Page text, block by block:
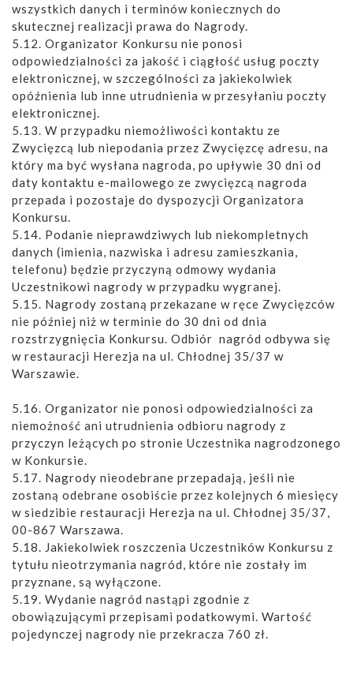
wszystkich danych i terminów koniecznych do
skutecznej realizacji prawa do Nagrody.
5.12. Organizator Konkursu nie ponosi
odpowiedzialności za jakość i ciągłość usług poczty
elektronicznej, w szczególności za jakiekolwiek
opóźnienia lub inne utrudnienia w przesyłaniu poczty
elektronicznej.
5.13. W przypadku niemożliwości kontaktu ze
Zwycięzcą lub niepodania przez Zwycięzcę adresu, na
który ma być wysłana nagroda, po upływie 30 dni od
daty kontaktu e-mailowego ze zwycięzcą nagroda
przepada i pozostaje do dyspozycji Organizatora
Konkursu.
5.14. Podanie nieprawdziwych lub niekompletnych
danych (imienia, nazwiska i adresu zamieszkania,
telefonu) będzie przyczyną odmowy wydania
Uczestnikowi nagrody w przypadku wygranej.
5.15. Nagrody zostaną przekazane w ręce Zwycięzców
nie później niż w terminie do 30 dni od dnia
rozstrzygnięcia Konkursu. Odbiór nagród odbywa się
w restauracji Herezja na ul. Chłodnej 35/37 w
Warszawie.
5.16. Organizator nie ponosi odpowiedzialności za
niemożność ani utrudnienia odbioru nagrody z
przyczyn leżących po stronie Uczestnika nagrodzonego
w Konkursie.
5.17. Nagrody nieodebrane przepadają, jeśli nie
zostaną odebrane osobiście przez kolejnych 6 miesięcy
w siedzibie restauracji Herezja na ul. Chłodnej 35/37,
00-867 Warszawa.
5.18. Jakiekolwiek roszczenia Uczestników Konkursu z
tytułu nieotrzymania nagród, które nie zostały im
przyznane, są wyłączone.
5.19. Wydanie nagród nastąpi zgodnie z
obowiązującymi przepisami podatkowymi. Wartość
pojedynczej nagrody nie przekracza 760 zł.